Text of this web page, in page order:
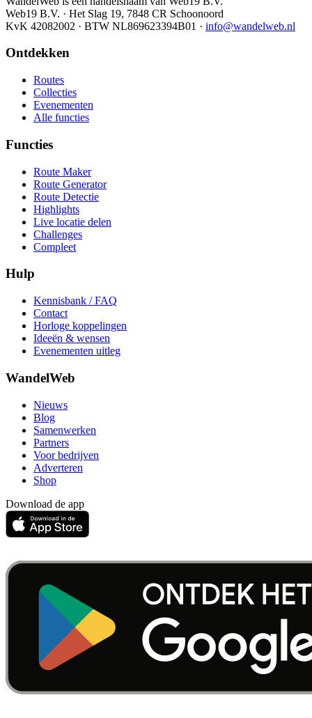
Web19 B.V. · Het Slag 19, 7848 CR Schoonoord
KvK 42082002 · BTW NL869623394B01 · info@wandelweb.nl
Ontdekken
Routes
Collecties
Evenementen
Alle functies
Functies
Route Maker
Route Generator
Route Detectie
Highlights
Live locatie delen
Challenges
Compleet
Hulp
Kennisbank / FAQ
Contact
Horloge koppelingen
Ideeën & wensen
Evenementen uitleg
WandelWeb
Nieuws
Blog
Samenwerken
Partners
Voor bedrijven
Adverteren
Shop
Download de app